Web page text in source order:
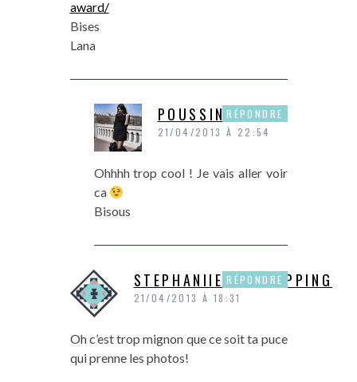
award/
Bises
Lana
POUSSINE
21/04/2013 À 22:54
Ohhhh trop cool ! Je vais aller voir
ca
Bisous
RÉPONDRE
STEPHANIIELUVSHOPPING
21/04/2013 À 18:31
Oh c’est trop mignon que ce soit ta puce
qui prenne les photos!
RÉPONDRE